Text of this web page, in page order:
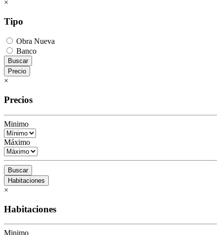
×
Tipo
Obra Nueva
Banco
Buscar
Precio
×
Precios
Minimo
Máximo
Buscar
Habitaciones
×
Habitaciones
Minimo